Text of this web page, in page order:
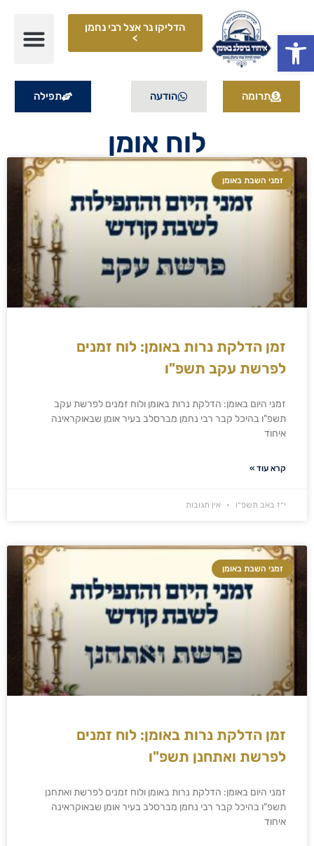
פתח סרגל נגישות
הדליקו נר אצל רבי נחמן
>
תרומה הודעה תפילה
לוח אומן
זמני השבת באומן
זמן הדלקת נרות באומן: לוח זמנים
לפרשת עקב תשפ"ו
זמני היום באומן: הדלקת נרות באומן ולוח זמנים לפרשת עקב
תשפ"ו בהיכל קבר רבי נחמן מברסלב בעיר אומן שבאוקראינה
איחוד
קרא עוד »
י״ז באב תשפ״ו אין תגובות
זמני השבת באומן
זמן הדלקת נרות באומן: לוח זמנים
לפרשת ואתחנן תשפ"ו
זמני היום באומן: הדלקת נרות באומן ולוח זמנים לפרשת ואתחנן
תשפ"ו בהיכל קבר רבי נחמן מברסלב בעיר אומן שבאוקראינה
איחוד